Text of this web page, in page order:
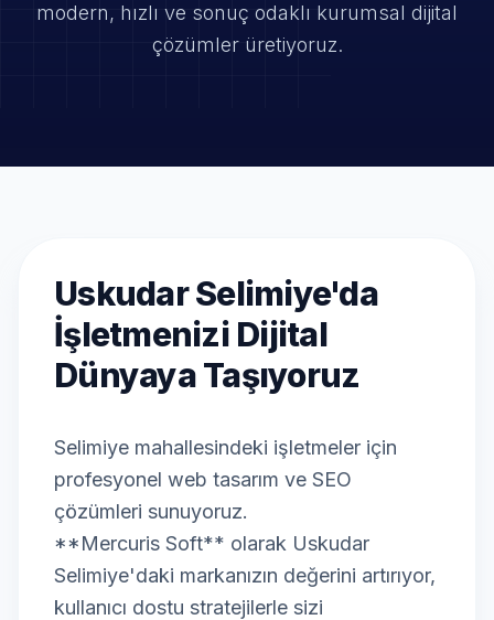
modern, hızlı ve sonuç odaklı kurumsal dijital
çözümler üretiyoruz.
Uskudar Selimiye'da
İşletmenizi Dijital
Dünyaya Taşıyoruz
Selimiye mahallesindeki işletmeler için
profesyonel web tasarım ve SEO
çözümleri sunuyoruz.
**Mercuris Soft** olarak Uskudar
Selimiye'daki markanızın değerini artırıyor,
kullanıcı dostu stratejilerle sizi